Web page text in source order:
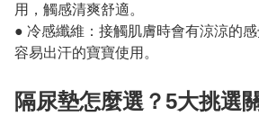
用，觸感清爽舒適。
● 冷感纖維：接觸肌膚時會有涼涼的
容易出汗的寶寶使用。
隔尿墊怎麼選？5大挑選